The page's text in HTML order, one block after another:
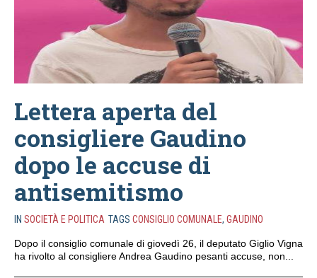
Lettera aperta del
consigliere Gaudino
dopo le accuse di
antisemitismo
IN SOCIETÀ E POLITICA TAGS CONSIGLIO COMUNALE, GAUDINO
Dopo il consiglio comunale di giovedì 26, il deputato Giglio Vigna
ha rivolto al consigliere Andrea Gaudino pesanti accuse, non...